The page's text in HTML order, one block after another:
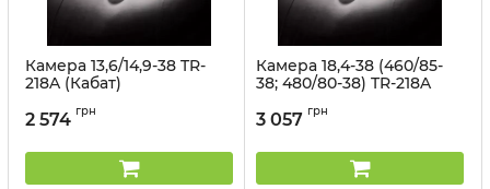
Камера 13,6/14,9-38 TR-
218A (Кабат)
2 574 грн
Камера 18,4-38 (460/85-
38; 480/80-38) TR-218A
Артикул:
3 057 грн